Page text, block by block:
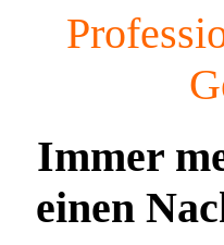
Immer
einen